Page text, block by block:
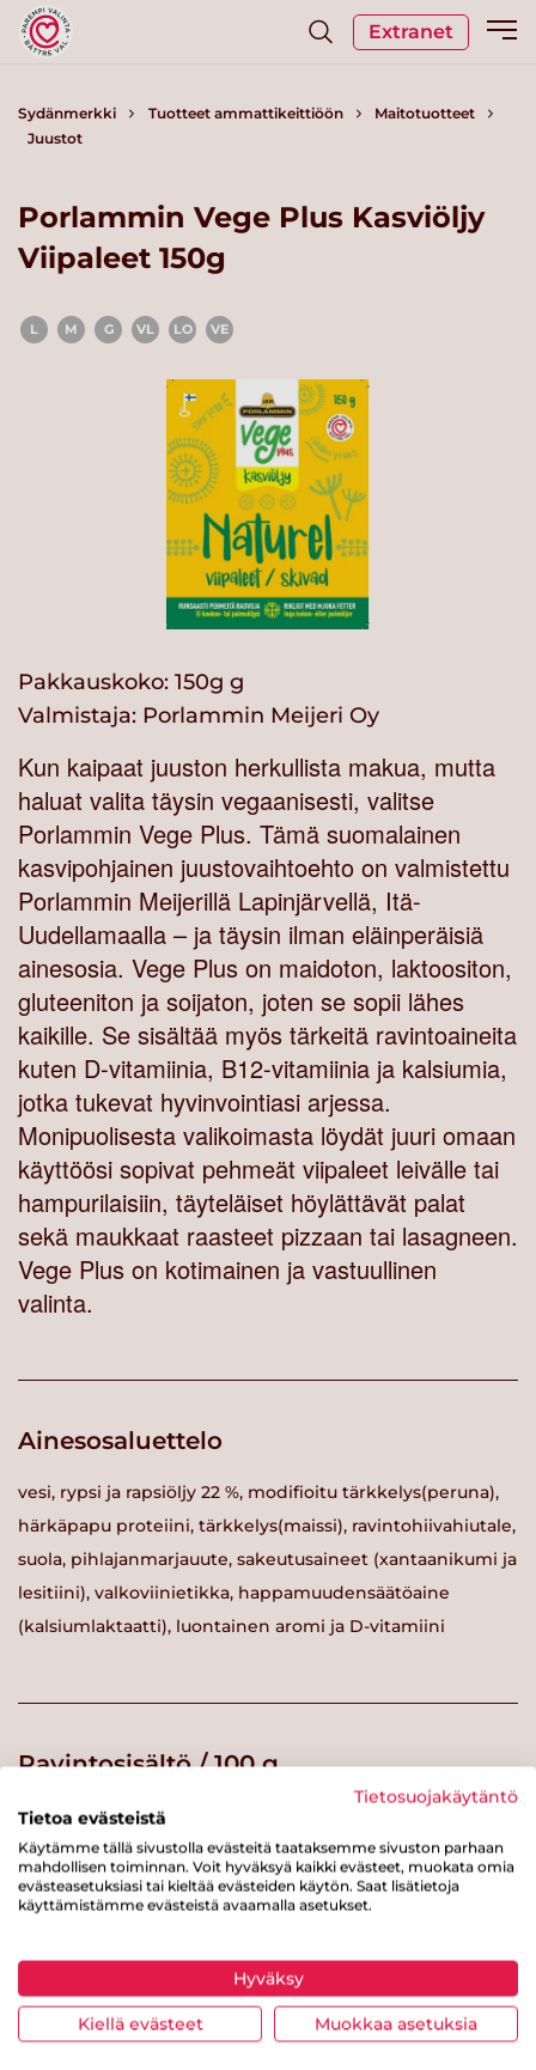
Extranet
Sydänmerkki Tuotteet ammattikeittiöön
Maitotuotteet
Juustot
Porlammin Vege Plus Kasviöljy
Viipaleet 150g
L M G VL LO VE
Pakkauskoko: 150g g
Valmistaja: Porlammin Meijeri Oy
Kun kaipaat juuston herkullista makua, mutta
haluat valita täysin vegaanisesti, valitse
Porlammin Vege Plus. Tämä suomalainen
kasvipohjainen juustovaihtoehto on valmistettu
Porlammin Meijerillä Lapinjärvellä, Itä-
Uudellamaalla – ja täysin ilman eläinperäisiä
ainesosia. Vege Plus on maidoton, laktoositon,
gluteeniton ja soijaton, joten se sopii lähes
kaikille. Se sisältää myös tärkeitä ravintoaineita
kuten D-vitamiinia, B12-vitamiinia ja kalsiumia,
jotka tukevat hyvinvointiasi arjessa.
Monipuolisesta valikoimasta löydät juuri omaan
käyttöösi sopivat pehmeät viipaleet leivälle tai
hampurilaisiin, täyteläiset höylättävät palat
sekä maukkaat raasteet pizzaan tai lasagneen.
Vege Plus on kotimainen ja vastuullinen
valinta.
Ainesosaluettelo
vesi, rypsi ja rapsiöljy 22 %, modifioitu tärkkelys(peruna),
härkäpapu proteiini, tärkkelys(maissi), ravintohiivahiutale,
suola, pihlajanmarjauute, sakeutusaineet (xantaanikumi ja
lesitiini), valkoviinietikka, happamuudensäätöaine
(kalsiumlaktaatti), luontainen aromi ja D-vitamiini
Ravintosisältö / 100 g
Energiaa
Rasvaa 23 g
josta tyydyttynyttä rasvaa
Tietosuojakäytäntö
Tietoa evästeistä
Käytämme tällä sivustolla evästeitä taataksemme sivuston parhaan
mahdollisen toiminnan. Voit hyväksyä kaikki evästeet, muokata omia
evästeasetuksiasi tai kieltää evästeiden käytön. Saat lisätietoja
käyttämistämme evästeistä avaamalla asetukset.
Hyväksy
Kiellä evästeet Muokkaa asetuksia